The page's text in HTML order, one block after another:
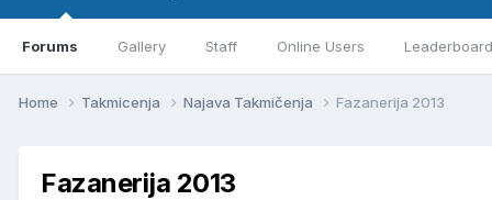
Forums Gallery Staff Online Users Leaderboard
Home Takmicenja Najava Takmičenja Fazanerija 2013
Fazanerija 2013